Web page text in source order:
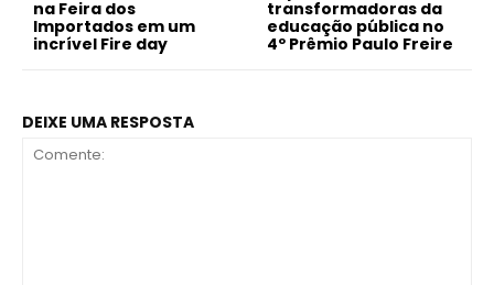
na Feira dos
Importados em um
incrível Fire day
transformadoras da
educação pública no
4º Prêmio Paulo Freire
DEIXE UMA RESPOSTA